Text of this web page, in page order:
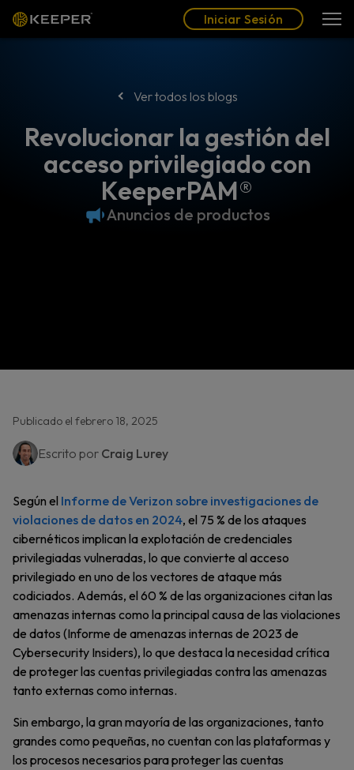
Iniciar Sesión
Ver todos los blogs
Revolucionar la gestión del
acceso privilegiado con
KeeperPAM®
Anuncios de productos
Publicado el febrero 18, 2025
Escrito por Craig Lurey
Según el Informe de Verizon sobre investigaciones de
violaciones de datos en 2024, el 75 % de los ataques
cibernéticos implican la explotación de credenciales
privilegiadas vulneradas, lo que convierte al acceso
privilegiado en uno de los vectores de ataque más
codiciados. Además, el 60 % de las organizaciones citan las
amenazas internas como la principal causa de las violaciones
de datos (Informe de amenazas internas de 2023 de
Cybersecurity Insiders), lo que destaca la necesidad crítica
de proteger las cuentas privilegiadas contra las amenazas
tanto externas como internas.
Sin embargo, la gran mayoría de las organizaciones, tanto
grandes como pequeñas, no cuentan con las plataformas y
los procesos necesarios para proteger las cuentas